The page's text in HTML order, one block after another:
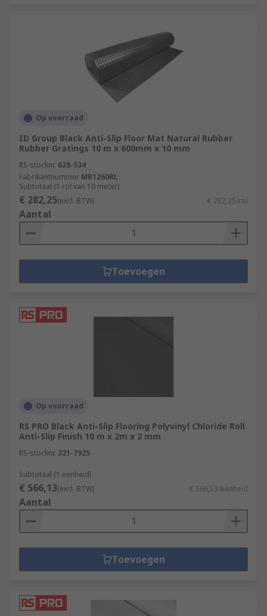
Op voorraad
ID Group Black Anti-Slip Floor Mat Natural Rubber
Rubber Gratings 10 m x 600mm x 10 mm
RS-stocknr. 628-534
Fabrikantnummer MR1260RL
Subtotaal (1 rol van 10 meter)
€ 282,25(excl. BTW) € 282,25/rol
Aantal
Toevoegen
Op voorraad
RS PRO Black Anti-Slip Flooring Polyvinyl Chloride Roll
Anti-Slip Finish 10 m x 2m x 2 mm
RS-stocknr. 221-7925
Subtotaal (1 eenheid)
€ 566,13(excl. BTW) € 566,13/eenheid
Aantal
Toevoegen